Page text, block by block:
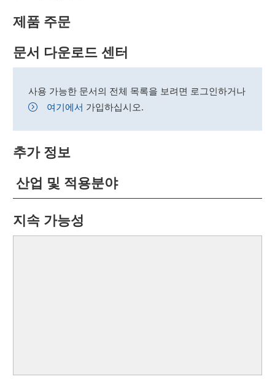
제품 주문
문서 다운로드 센터
사용 가능한 문서의 전체 목록을 보려면 로그인하거나
여기에서 가입하십시오.
추가 정보
산업 및 적용분야
지속 가능성